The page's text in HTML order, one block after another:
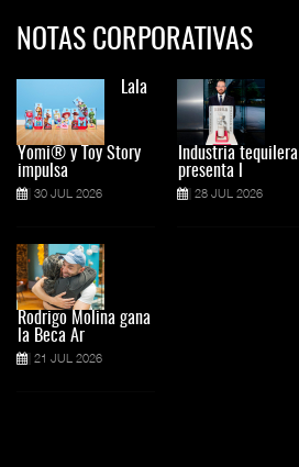
NOTAS CORPORATIVAS
Lala
Yomi® y Toy Story
impulsa
30 JUL 2026
Rodrigo Molina gana
la Beca Ar
21 JUL 2026
Industria tequilera
presenta l
28 JUL 2026